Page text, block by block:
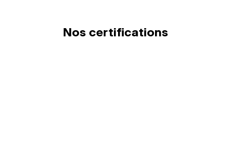
Nos certifications